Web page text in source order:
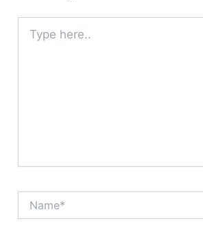
here..